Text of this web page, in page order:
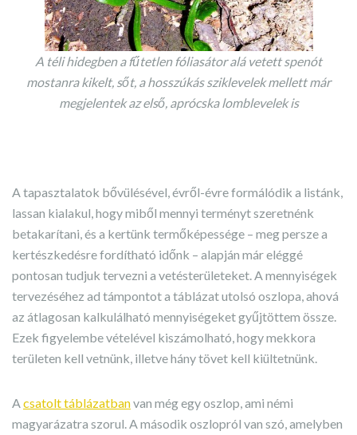
A téli hidegben a fűtetlen fóliasátor alá vetett spenót
mostanra kikelt, sőt, a hosszúkás sziklevelek mellett már
megjelentek az első, aprócska lomblevelek is
A tapasztalatok bővülésével, évről-évre formálódik a listánk,
lassan kialakul, hogy miből mennyi terményt szeretnénk
betakarítani, és a kertünk termőképessége – meg persze a
kertészkedésre fordítható időnk – alapján már eléggé
pontosan tudjuk tervezni a vetésterületeket. A mennyiségek
tervezéséhez ad támpontot a táblázat utolsó oszlopa, ahová
az átlagosan kalkulálható mennyiségeket gyűjtöttem össze.
Ezek figyelembe vételével kiszámolható, hogy mekkora
területen kell vetnünk, illetve hány tövet kell kiültetnünk.
A csatolt táblázatbanvan még egy oszlop, ami némi
magyarázatra szorul. A második oszlopról van szó, amelyben